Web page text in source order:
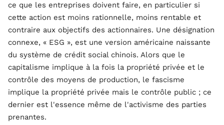
ce que les entreprises doivent faire, en particulier si
cette action est moins rationnelle, moins rentable et
contraire aux objectifs des actionnaires. Une désignation
connexe, « ESG », est une version américaine naissante
du système de crédit social chinois. Alors que le
capitalisme implique à la fois la propriété privée et le
contrôle des moyens de production, le fascisme
implique la propriété privée mais le contrôle public ; ce
dernier est l'essence même de l'activisme des parties
prenantes.